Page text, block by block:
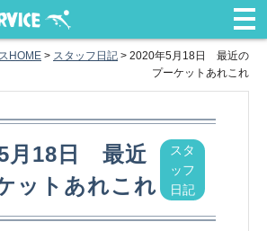
HOME > スタッフ日記 > 2020年5月18日 最近の
プーケットあれこれ
月18日 最近
ットあれこれ
スタ
ッフ
日記